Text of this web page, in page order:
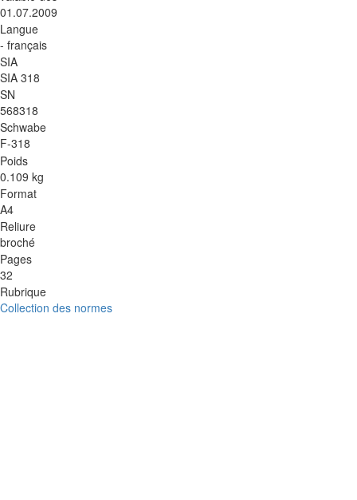
01.07.2009
Langue
- français
SIA
SIA 318
SN
568318
Schwabe
F-318
Poids
0.109 kg
Format
A4
Reliure
broché
Pages
32
Rubrique
Collection des normes